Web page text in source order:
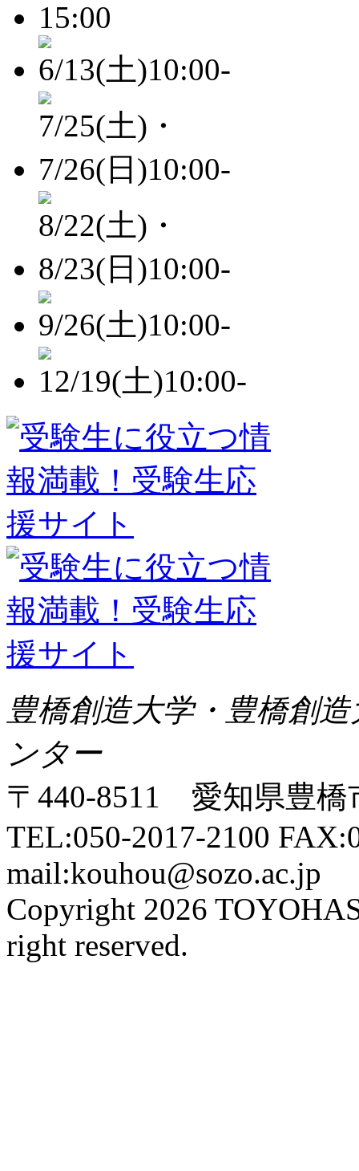
豊橋創造大学・豊橋創
ンター
〒440-8511 愛知県豊橋
TEL:050-2017-2100
mail:kouhou@sozo.ac.jp
Copyright 2026
right reserved.